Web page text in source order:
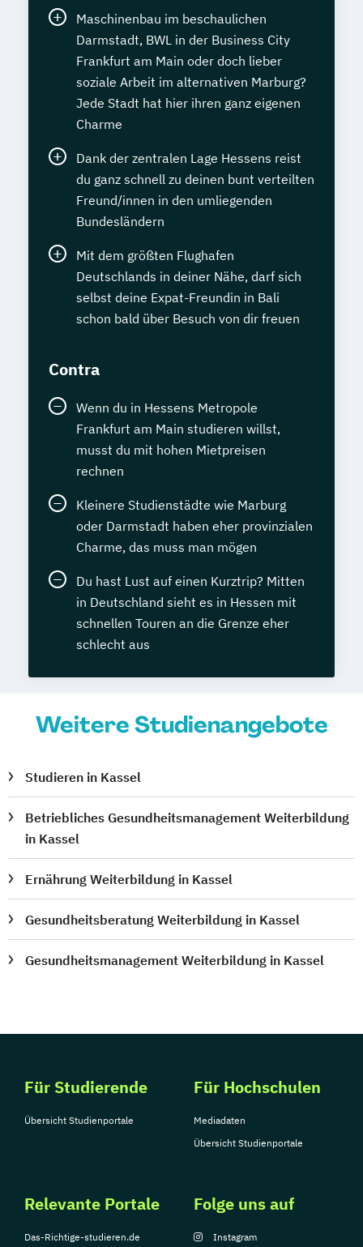
Maschinenbau im beschaulichen
Darmstadt, BWL in der Business City
Frankfurt am Main oder doch lieber
soziale Arbeit im alternativen Marburg?
Jede Stadt hat hier ihren ganz eigenen
Charme
Dank der zentralen Lage Hessens reist
du ganz schnell zu deinen bunt verteilten
Freund/innen in den umliegenden
Bundesländern
Mit dem größten Flughafen
Deutschlands in deiner Nähe, darf sich
selbst deine Expat-Freundin in Bali
schon bald über Besuch von dir freuen
Contra
Wenn du in Hessens Metropole
Frankfurt am Main studieren willst,
musst du mit hohen Mietpreisen
rechnen
Kleinere Studienstädte wie Marburg
oder Darmstadt haben eher provinzialen
Charme, das muss man mögen
Du hast Lust auf einen Kurztrip? Mitten
in Deutschland sieht es in Hessen mit
schnellen Touren an die Grenze eher
schlecht aus
Weitere Studienangebote
Studieren in Kassel
Betriebliches Gesundheitsmanagement Weiterbildung
in Kassel
Ernährung Weiterbildung in Kassel
Gesundheitsberatung Weiterbildung in Kassel
Gesundheitsmanagement Weiterbildung in Kassel
Für Studierende
Übersicht Studienportale
Für Hochschulen
Mediadaten
Übersicht Studienportale
Relevante Portale
Das-Richtige-studieren.de
Folge uns auf
Instagram